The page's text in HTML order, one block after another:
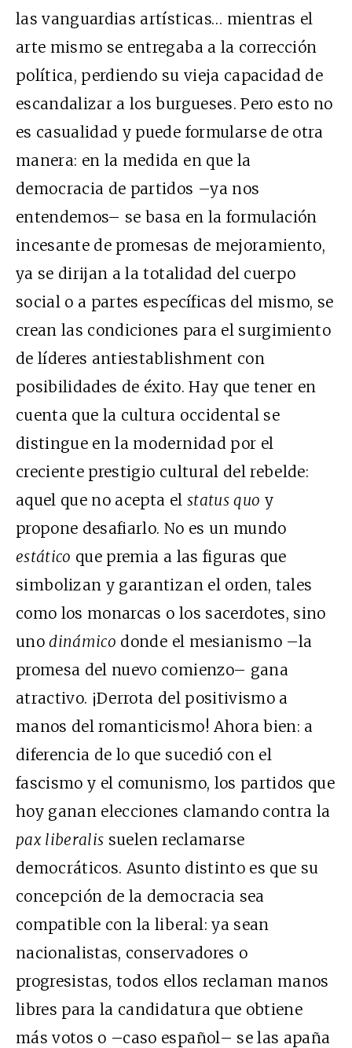
las vanguardias artísticas… mientras el
arte mismo se entregaba a la corrección
política, perdiendo su vieja capacidad de
escandalizar a los burgueses. Pero esto no
es casualidad y puede formularse de otra
manera: en la medida en que la
democracia de partidos –ya nos
entendemos– se basa en la formulación
incesante de promesas de mejoramiento,
ya se dirijan a la totalidad del cuerpo
social o a partes específicas del mismo, se
crean las condiciones para el surgimiento
de líderes antiestablishment con
posibilidades de éxito. Hay que tener en
cuenta que la cultura occidental se
distingue en la modernidad por el
creciente prestigio cultural del rebelde:
aquel que no acepta el status quo y
propone desafiarlo. No es un mundo
estático que premia a las figuras que
simbolizan y garantizan el orden, tales
como los monarcas o los sacerdotes, sino
unodinámico donde el mesianismo –la
promesa del nuevo comienzo– gana
atractivo. ¡Derrota del positivismo a
manos del romanticismo! Ahora bien: a
diferencia de lo que sucedió con el
fascismo y el comunismo, los partidos que
hoy ganan elecciones clamando contra la
pax liberalis suelen reclamarse
democráticos. Asunto distinto es que su
concepción de la democracia sea
compatible con la liberal: ya sean
nacionalistas, conservadores o
progresistas, todos ellos reclaman manos
libres para la candidatura que obtiene
más votos o –caso español– se las apaña